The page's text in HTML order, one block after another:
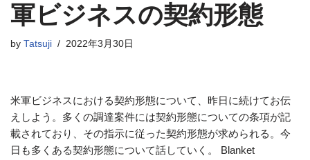
ッ
プ
軍ビジネスの契約形態
by Tatsuji 2022年3月30日
米軍ビジネスにおける契約形態について、昨日に続けてお伝
えしよう。多くの調達案件には契約形態についての条項が記
載されており、その指示に従った契約形態が求められる。今
日も多くある契約形態について話していく。 Blanket